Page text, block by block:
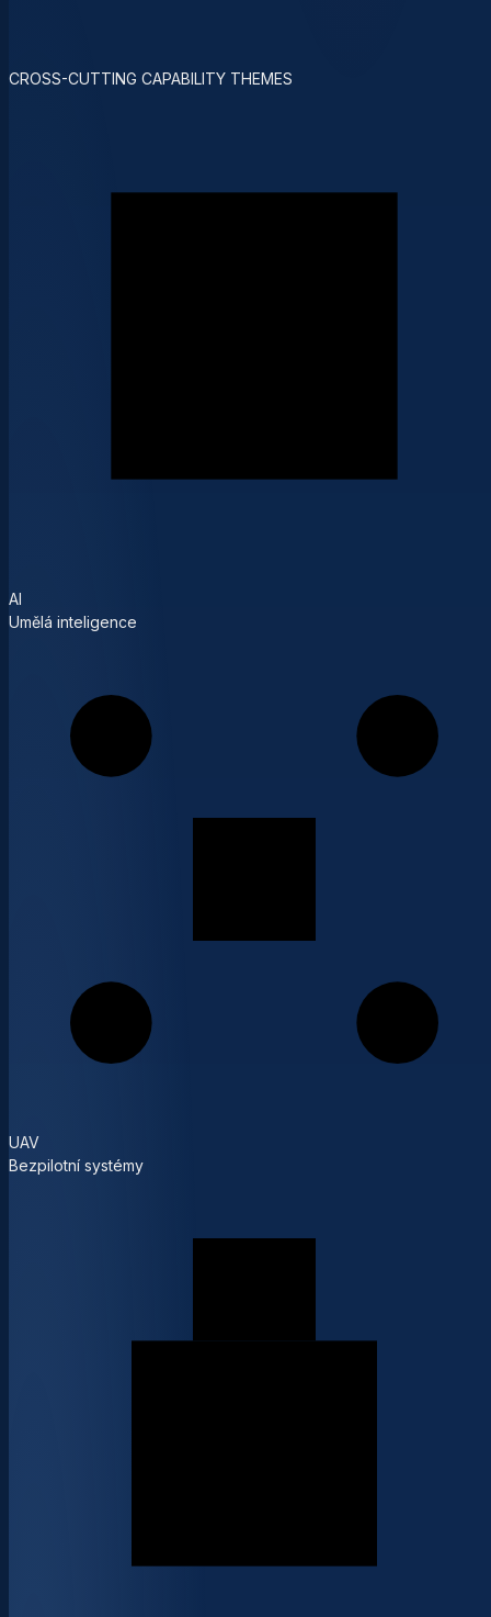
CROSS-CUTTING CAPABILITY THEMES
AI
Umělá inteligence
UAV
Bezpilotní systémy